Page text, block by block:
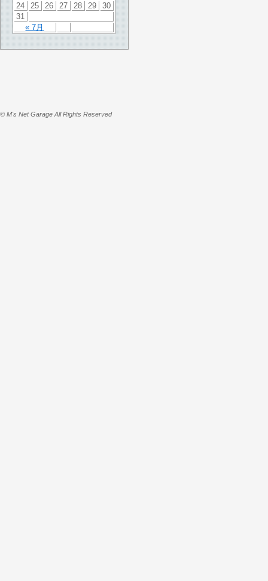
« 7月
24
25 26 27 28 29
30
31
© M's Net Garage All Rights Reserved